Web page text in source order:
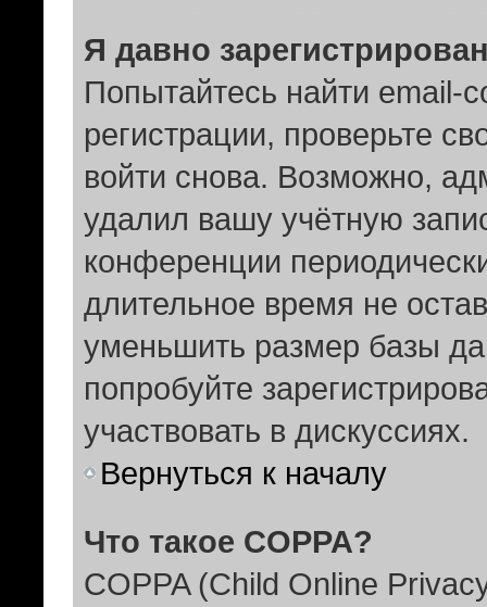
Я давно
Попытайтесь найти email-
регистрации, проверьте
войти снова. Возможно,
удалил вашу учётную
конференции
длительное время не
уменьшить размер базы
попробуйте
участвовать в дискуссиях.
Вернуться к началу
Что такое COPPA?
COPPA (Child Online